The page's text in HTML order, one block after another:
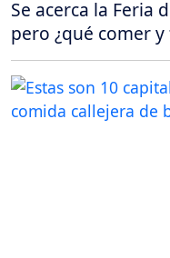
Se acerca la Feria
pero ¿qué comer